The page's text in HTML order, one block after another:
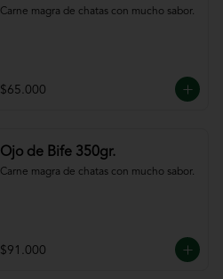
Carne magra de chatas con mucho sabor.
$65.000
Ojo de Bife 350gr.
Carne magra de chatas con mucho sabor.
$91.000